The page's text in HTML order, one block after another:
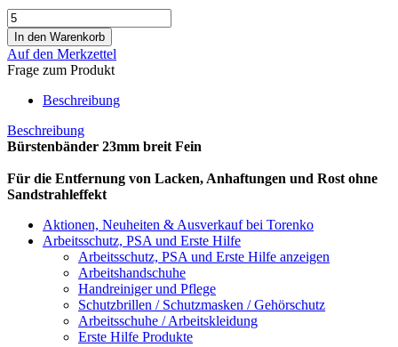
Auf den Merkzettel
Frage zum Produkt
Beschreibung
Beschreibung
Bürstenbänder 23mm breit Fein
Für die Entfernung von Lacken, Anhaftungen und Rost ohne
Sandstrahleffekt
Aktionen, Neuheiten & Ausverkauf bei Torenko
Arbeitsschutz, PSA und Erste Hilfe
Arbeitsschutz, PSA und Erste Hilfe anzeigen
Arbeitshandschuhe
Handreiniger und Pflege
Schutzbrillen / Schutzmasken / Gehörschutz
Arbeitsschuhe / Arbeitskleidung
Erste Hilfe Produkte